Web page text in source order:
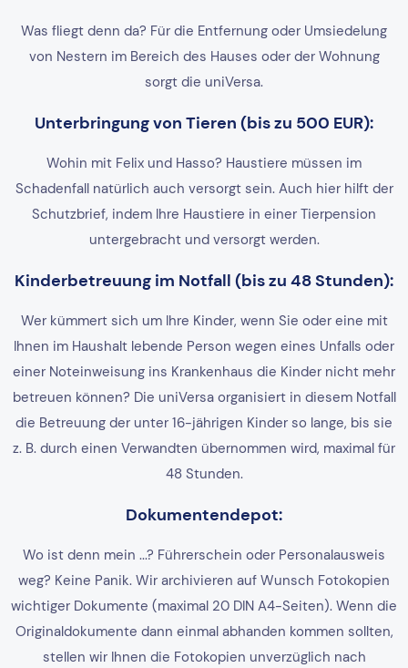
Was fliegt denn da? Für die Entfernung oder Umsiedelung
von Nestern im Bereich des Hauses oder der Wohnung
sorgt die uniVersa.
Unterbringung von Tieren (bis zu 500 EUR):
Wohin mit Felix und Hasso? Haustiere müssen im
Schadenfall natürlich auch versorgt sein. Auch hier hilft der
Schutzbrief, indem Ihre Haustiere in einer Tierpension
untergebracht und versorgt werden.
Kinderbetreuung im Notfall (bis zu 48 Stunden):
Wer kümmert sich um Ihre Kinder, wenn Sie oder eine mit
Ihnen im Haushalt lebende Person wegen eines Unfalls oder
einer Noteinweisung ins Krankenhaus die Kinder nicht mehr
betreuen können? Die uniVersa organisiert in diesem Notfall
die Betreuung der unter 16-jährigen Kinder so lange, bis sie
z. B. durch einen Verwandten übernommen wird, maximal für
48 Stunden.
Dokumentendepot:
Wo ist denn mein ...? Führerschein oder Personalausweis
weg? Keine Panik. Wir archivieren auf Wunsch Fotokopien
wichtiger Dokumente (maximal 20 DIN A4-Seiten). Wenn die
Originaldokumente dann einmal abhanden kommen sollten,
stellen wir Ihnen die Fotokopien unverzüglich nach